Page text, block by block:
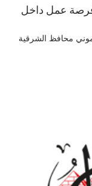
الشرقية:يعلن عن توفير 1837 فرصة عمل داخل
محافظ الشرقية